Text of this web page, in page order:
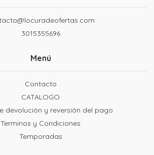
3015355696
Menú
Contacto
CATALOGO
devolución y reversión del pago
Terminos y Condiciones
Temporadas